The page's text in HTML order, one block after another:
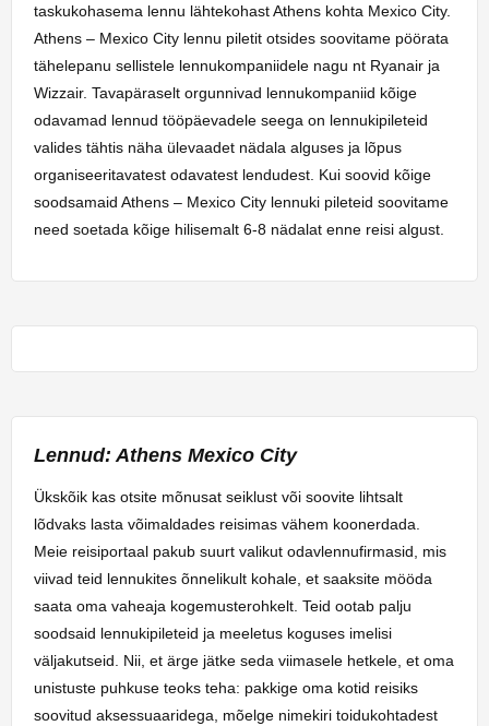
taskukohasema lennu lähtekohast Athens kohta Mexico City.
Athens – Mexico City lennu piletit otsides soovitame pöörata
tähelepanu sellistele lennukompaniidele nagu nt Ryanair ja
Wizzair. Tavapäraselt orgunnivad lennukompaniid kõige
odavamad lennud tööpäevadele seega on lennukipileteid
valides tähtis näha ülevaadet nädala alguses ja lõpus
organiseeritavatest odavatest lendudest. Kui soovid kõige
soodsamaid Athens – Mexico City lennuki pileteid soovitame
need soetada kõige hilisemalt 6-8 nädalat enne reisi algust.
Lennud: Athens Mexico City
Ükskõik kas otsite mõnusat seiklust või soovite lihtsalt
lõdvaks lasta võimaldades reisimas vähem koonerdada.
Meie reisiportaal pakub suurt valikut odavlennufirmasid, mis
viivad teid lennukites õnnelikult kohale, et saaksite mööda
saata oma vaheaja kogemusterohkelt. Teid ootab palju
soodsaid lennukipileteid ja meeletus koguses imelisi
väljakutseid. Nii, et ärge jätke seda viimasele hetkele, et oma
unistuste puhkuse teoks teha: pakkige oma kotid reisiks
soovitud aksessuaaridega, mõelge nimekiri toidukohtadest